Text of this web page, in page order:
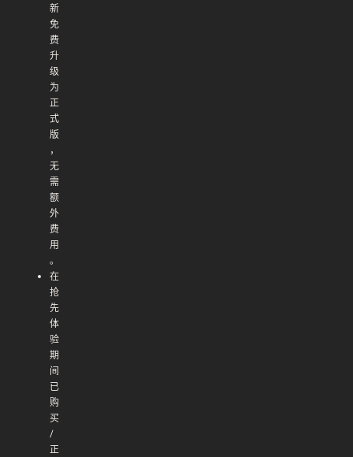
新
免
费
升
级
为
正
式
版
，
无
需
额
外
费
用
。
在
抢
先
体
验
期
间
已
购
买
/
正